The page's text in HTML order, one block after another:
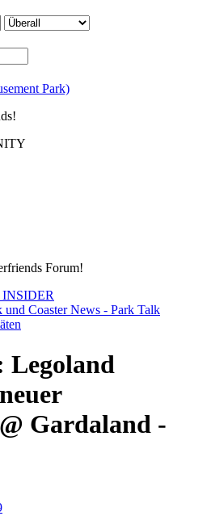
Forum!
Coaster News - Park Talk
Legoland
Gardaland -